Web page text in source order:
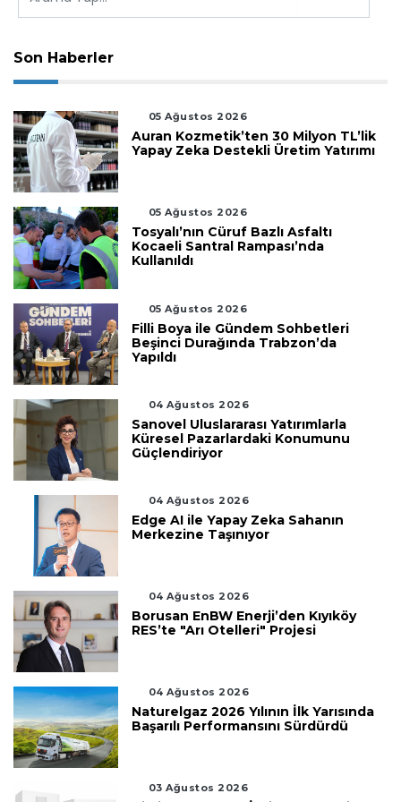
Son Haberler
05 Ağustos 2026
Auran Kozmetik’ten 30 Milyon TL’lik
Yapay Zeka Destekli Üretim Yatırımı
05 Ağustos 2026
Tosyalı’nın Cüruf Bazlı Asfaltı
Kocaeli Santral Rampası’nda
Kullanıldı
05 Ağustos 2026
Filli Boya ile Gündem Sohbetleri
Beşinci Durağında Trabzon’da
Yapıldı
04 Ağustos 2026
Sanovel Uluslararası Yatırımlarla
Küresel Pazarlardaki Konumunu
Güçlendiriyor
04 Ağustos 2026
Edge AI ile Yapay Zeka Sahanın
Merkezine Taşınıyor
04 Ağustos 2026
Borusan EnBW Enerji’den Kıyıköy
RES’te "Arı Otelleri" Projesi
04 Ağustos 2026
Naturelgaz 2026 Yılının İlk Yarısında
Başarılı Performansını Sürdürdü
03 Ağustos 2026